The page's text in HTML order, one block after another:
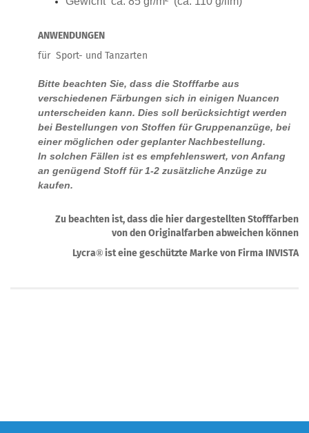
ANWENDUNGEN
für Sport- und Tanzarten
Bitte beachten Sie, dass die Stofffarbe aus
verschiedenen Färbungen sich in einigen Nuancen
unterscheiden kann. Dies soll berücksichtigt werden
bei Bestellungen von Stoffen für Gruppenanzüge, bei
einer möglichen oder geplanter Nachbestellung.
In solchen Fällen ist es empfehlenswert, von Anfang
an genügend Stoff für 1-2 zusätzliche Anzüge zu
kaufen.
Zu beachten ist, dass die hier dargestellten Stofffarben
von den Originalfarben abweichen können
Lycra® ist eine geschützte Marke von Firma INVISTA